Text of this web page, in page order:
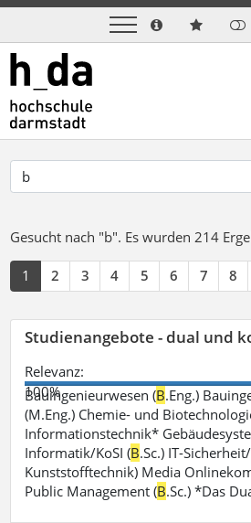
Gesucht nach "b". Es wurden 214
1 2 3 4 5 6 7 8
Studienangebote - dual und
Relevanz:
100%
Bauingenieurwesen (B.Eng.)
(M.Eng.) Chemie- und
Informationstechnik*
Informatik/KoSI (B.Sc.) IT-
Kunststofftechnik) Media
Public Management (B.Sc.) *Das